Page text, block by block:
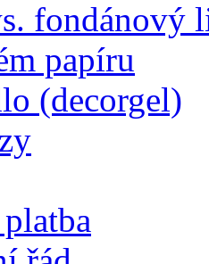
fondánový
papíru
(decorgel)